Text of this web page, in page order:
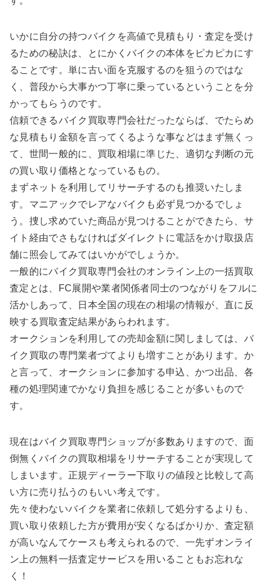
いかに自分の持つバイクを高値で見積もり・査定を受け
るための秘訣は、とにかくバイクの本体をピカピカにす
ることです。単に古い面を克服するのを狙うのではな
く、普段から大事かつ丁寧に乗っているということを分
かってもらうのです。
信頼できるバイク買取専門会社だったならば、でたらめ
な見積もり金額を言ってくるような事などはまず無くっ
て、世間一般的に、買取相場に準じた、適切な判断の元
の買い取り価格となっているもの。
まずネットを利用してリサーチするのも推奨いたしま
す。マニアックでレアなバイクも必ず見つかるでしょ
う。捜し求めていた商品が見つけることができたら、サ
イト経由でさもなければダイレクトに電話をかけ取扱店
舗に照会してみてはいかがでしょうか。
一般的にバイク買取専門会社のオンライン上の一括買取
査定とは、FC展開や業者関係者同士のつながりをフルに
活かしあって、日本全国の現在の相場の情報が、直に反
映する買取査定結果があらわれます。
オークションを利用しての売却金額に関しましては、バ
イク買取の専門業者づてよりも増すことがあります。か
と言って、オークションに参加する申込、かつ出品、各
種の処理関連でかなり負担を感じることが多いもので
す。
現在はバイク買取専門ショップが多数ありますので、面
倒無くバイクの買取相場をリサーチすることが実現して
しまいます。正規ディーラー下取りの値段と比較して高
い方に売り払うのもいい考えです。
先々使わないバイクを業者に依頼して処分するよりも、
買い取り依頼した方が費用が安くなるばかりか、査定額
が高いなんてケースも考えられるので、一先ずオンライ
ン上の無料一括査定サービスを用いることもお忘れな
く！